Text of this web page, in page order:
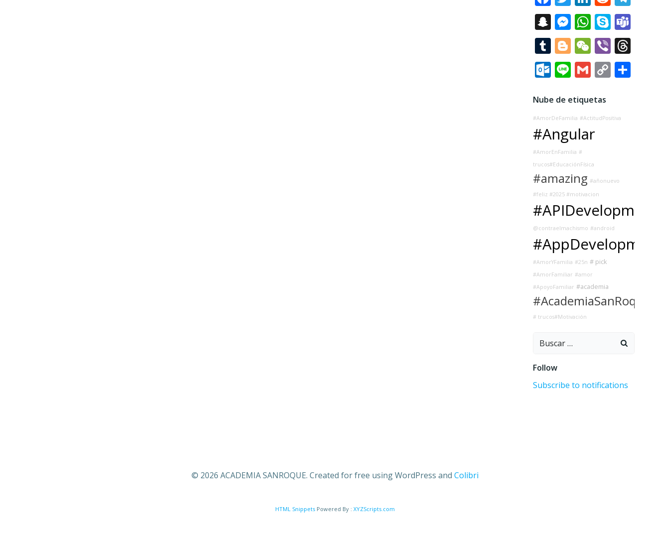
Snapchat
Messenger
WhatsApp
Skype
Tumblr
Blogger
WeChat
Viber
Outlook.com
LineGmail
Copy
Link
Nube de etiquetas
#AmorDeFamilia #ActitudPositiva
#Angular
#AmorEnFamilia #
trucos#EducaciónFísica
#amazing #añonuevo
#feliz #2025 #motivacion
#APIDevelopment
@contraelmachismo #android
#AppDevelopment
#AmorYFamilia #25n # pick
#AmorFamiliar #amor
#ApoyoFamiliar #academia
#AcademiaSanRoque
# trucos#Motivación
Buscar:
Follow
Subscribe to notifications
© 2026 ACADEMIA SANROQUE. Created for free using WordPress and Colibri
HTML Snippets Powered By : XYZScripts.com